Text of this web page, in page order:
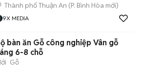
Thành phố Thuận An (P. Bình Hòa mới)
9X MEDIA
bàn ăn Gỗ công nghiệp Vân gỗ
6-8 chỗ
Gỗ